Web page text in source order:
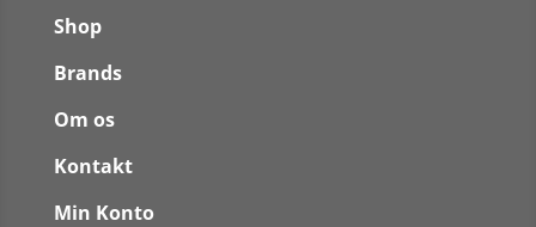
Shop
Brands
Om os
Kontakt
Min Konto